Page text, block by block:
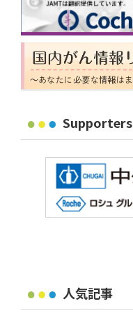
Supporters
人気記事